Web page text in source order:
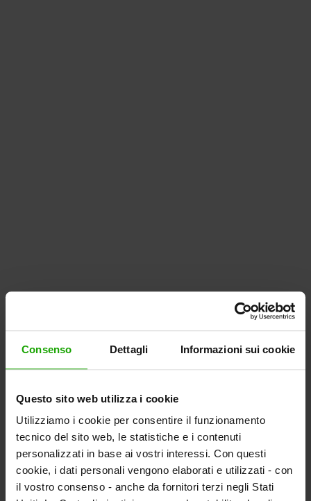
Consenso Dettagli Informazioni sui cookie
Questo sito web utilizza i cookie
Utilizziamo i cookie per consentire il funzionamento
tecnico del sito web, le statistiche e i contenuti
personalizzati in base ai vostri interessi. Con questi
cookie, i dati personali vengono elaborati e utilizzati - con
il vostro consenso - anche da fornitori terzi negli Stati